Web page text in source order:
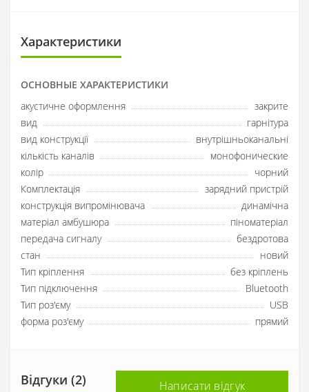
Характеристики
ОСНОВНЫЕ ХАРАКТЕРИСТИКИ
акустичне оформлення
закрите
вид
гарнітура
вид конструкції
внутрішньоканальні
кількість каналів
монофонические
колір
чорний
Комплектація
зарядний пристрій
конструкція випромінювача
динамічна
матеріал амбушюра
піноматеріал
передача сигналу
бездротова
стан
новий
Тип кріплення
без кріплень
Тип підключення
Bluetooth
Тип роз'єму
USB
форма роз'єму
прямий
Відгуки (2) Написати відгук